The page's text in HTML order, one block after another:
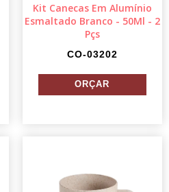
Kit Canecas Em Alumínio
Esmaltado Branco - 50Ml - 2
Pçs
CO-03202